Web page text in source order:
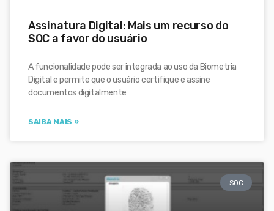
Assinatura Digital: Mais um recurso do
SOC a favor do usuário
A funcionalidade pode ser integrada ao uso da Biometria
Digital e permite que o usuário certifique e assine
documentos digitalmente
SAIBA MAIS »
SOC